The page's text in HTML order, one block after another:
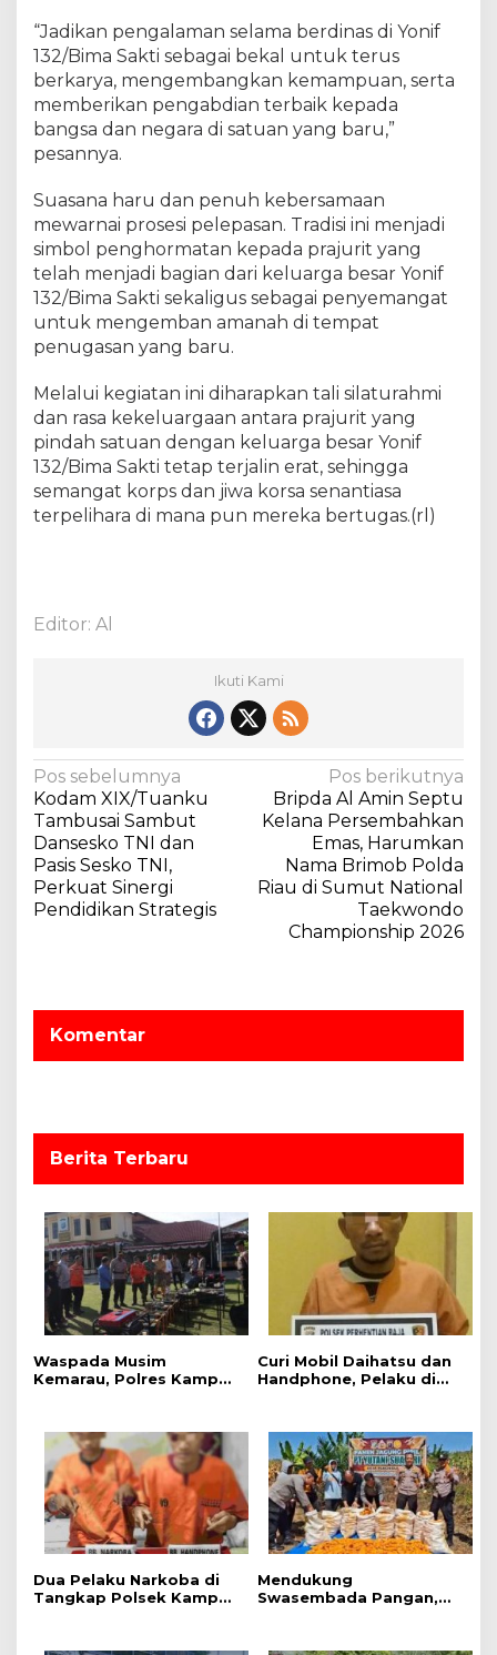
e
r
P
i
n
h
S
a
u
a
n
“Jadikan pengalaman selama berdinas di Yonif
132/Bima Sakti sebagai bekal untuk terus
berkarya, mengembangkan kemampuan, serta
memberikan pengabdian terbaik kepada
bangsa dan negara di satuan yang baru,”
pesannya.
Suasana haru dan penuh kebersamaan
mewarnai prosesi pelepasan. Tradisi ini menjadi
simbol penghormatan kepada prajurit yang
telah menjadi bagian dari keluarga besar Yonif
132/Bima Sakti sekaligus sebagai penyemangat
untuk mengemban amanah di tempat
penugasan yang baru.
Melalui kegiatan ini diharapkan tali silaturahmi
dan rasa kekeluargaan antara prajurit yang
pindah satuan dengan keluarga besar Yonif
132/Bima Sakti tetap terjalin erat, sehingga
semangat korps dan jiwa korsa senantiasa
terpelihara di mana pun mereka bertugas.(rl)
Editor: Al
Ikuti Kami
N
a
v
i
g
p
o
Pos sebelumnya
Kodam XIX/Tuanku
Tambusai Sambut
Dansesko TNI dan
Pasis Sesko TNI,
Perkuat Sinergi
Pendidikan Strategis
Pos berikutnya
Bripda Al Amin Septu
Kelana Persembahkan
Emas, Harumkan
Nama Brimob Polda
Riau di Sumut National
Taekwondo
Championship 2026
Komentar
Berita Terbaru
Waspada Musim
Kemarau, Polres Kampar
Karhutla
Curi Mobil Daihatsu dan
Handphone, Pelaku di
Dua Pelaku Narkoba di
Tangkap Polsek Kampar
Mendukung
Swasembada Pangan,
Lahan PT Yutani Suadiri